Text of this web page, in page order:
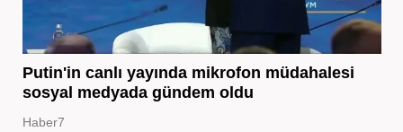
Putin'in canlı yayında mikrofon müdahalesi
sosyal medyada gündem oldu
Haber7